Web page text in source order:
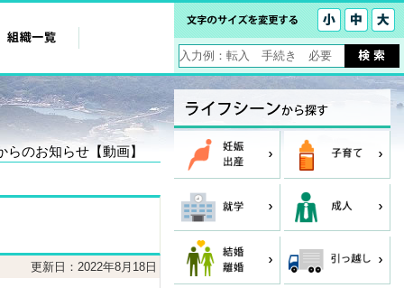
のお知らせ【動画】
更新日：2022年8月18日